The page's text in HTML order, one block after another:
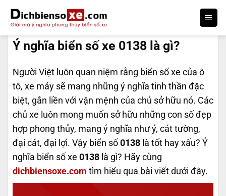
qua
nội
dungÝ nghĩa biển số xe 0138 là gì?
Người Việt luôn quan niệm rằng biển số xe của ô
tô, xe máy sẽ mang những ý nghĩa tinh thần đặc
biệt, gắn liền với vận mệnh của chủ sở hữu nó. Các
chủ xe luôn mong muốn sở hữu những con số đẹp
hợp phong thủy, mang ý nghĩa như ý, cát tường,
đại cát, đại lợi. Vậy biển số 0138 là tốt hay xấu? Ý
nghĩa biển số xe 0138 là gì? Hãy cùng
dichbiensoxe.com tìm hiểu qua bài viết dưới đây.